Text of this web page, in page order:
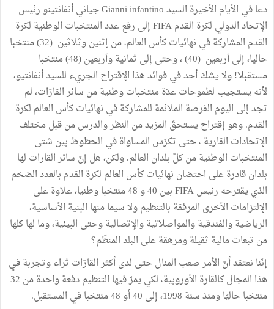
دعا في الأيام الأخيرة السيد Gianni infantino جياني أنفانتينو رئيس
الإتحاد الدولي لكرة القدم FIFA إلى رفع عدد المنتخبات الوطنية لكرة
القدم المشاركة في نهائيات كأس العالم، من إثنين وثلاثين (32) منتخبا
حاليا، إلى أربعين (40) ، وحتى إلى ثمانية وأربعين (48) منتخبا
مستقبلا! ولا يشكّ أحد في فوائد هذا الإقتراح الجريء للسيد أنفانتيو،
لأنه يستجيب لطموحات عدّة منتخبات وطنية من سائر القارّات، لم
تجد إلى اليوم الفرصة الملائمة للمشاركة في نهائيات كأس العالم لكرة
القدم. وهو إقتراح يستحقّ المزيد من النظر والدرس من قبل مختلف
الإتحادات القارية ، حتى تكرّس المساواة في الحظوظ بين شتى
المنتخبات الوطنية من كلّ بلدان العالم. ولكن، هل إنّ سائر القارات لها
بلدان قادرة على احتضان نهائيات كأس العالم لكرة القدم بالعدد الضخم
الذي يقترحه رئيس FIFA بين 40 و 48 منتخبا وطنيا، علاوة على
الإلتزامات الأخرى المرفقة بالتنظيم ولا سيما منها البنية الأساسية،
الرياضية والفندقية والمواصلاتية والإتصالية وحتى البيئية، وما لها كلها
من تبعات مالية ثقيلة ومرهقة على البلد المنظّم؟
إنّنا نعتقد أنّ الأمر صعب المنال حتى لدى أكثر القارّات ثراء وتجربة في
هذا المجال كالقارة الأوروبية، لكي يمرّ فيها التنظيم دفعة واحدة من 32
منتخبا حاليّا ومنذ سنة 1998، إلى 40 أو 48 منتخبا في المستقبل.